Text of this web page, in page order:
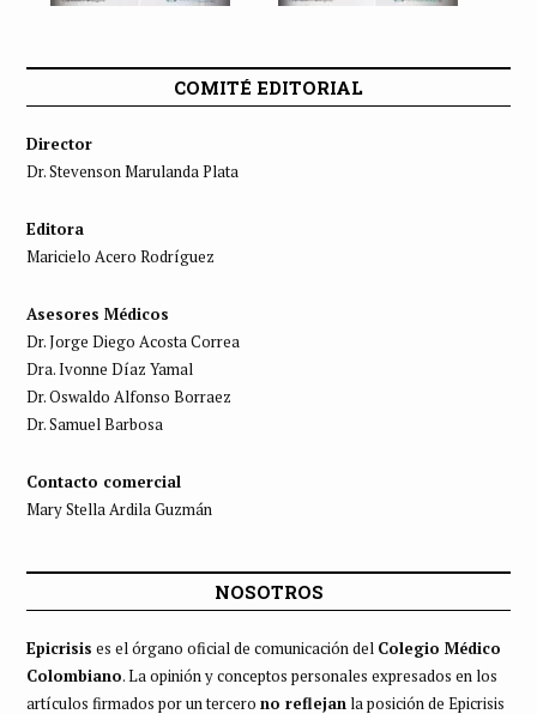
COMITÉ EDITORIAL
Director
Dr. Stevenson Marulanda Plata
Editora
Maricielo Acero Rodríguez
Asesores Médicos
Dr. Jorge Diego Acosta Correa
Dra. Ivonne Díaz Yamal
Dr. Oswaldo Alfonso Borraez
Dr. Samuel Barbosa
Contacto comercial
Mary Stella Ardila Guzmán
NOSOTROS
Epicrisis es el órgano oficial de comunicación del Colegio Médico
Colombiano. La opinión y conceptos personales expresados en los
artículos firmados por un tercero no reflejanla posición de Epicrisis